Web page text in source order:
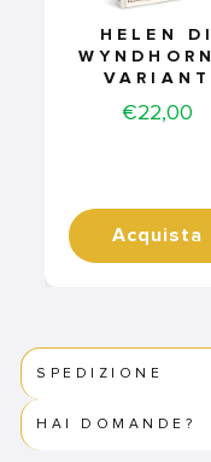
HELEN DI
VARIANT
Price
€22,00
Acquista
SPEDIZIONE
HAI DOMANDE?